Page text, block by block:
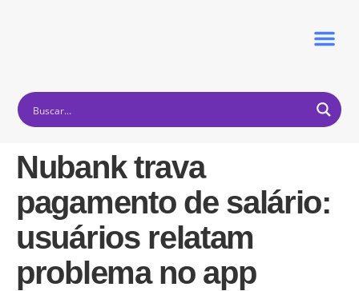
Nubank trava
pagamento de salário:
usuários relatam
problema no app